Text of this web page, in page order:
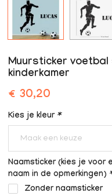
Muursticker
kinderkamer
€ 30,20
Kies je kleur *
Maak een keuze
Naamsticker (kies je voor
naam in de opmerkingen)
Zonder naamsticker